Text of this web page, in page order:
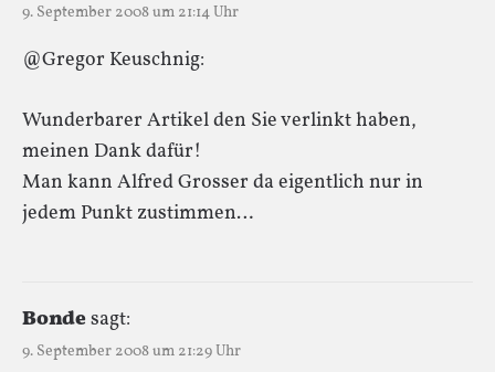
9. September 2008 um 21:14 Uhr
@Gregor Keuschnig:
Wunderbarer Artikel den Sie verlinkt haben,
meinen Dank dafür!
Man kann Alfred Grosser da eigentlich nur in
jedem Punkt zustimmen…
Bondesagt:
9. September 2008 um 21:29 Uhr